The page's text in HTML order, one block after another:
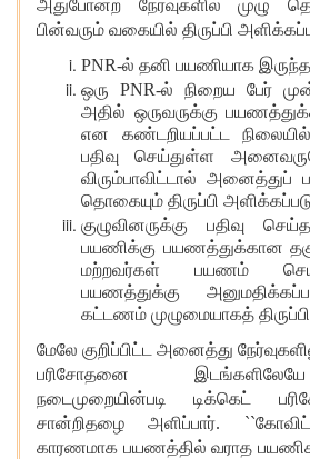
அதுபோன்ற நேர்வுகளில் முழு
பின்வரும் வகையில் திருப்பி
PNR-ல் தனி பயணியாக
ஒரு PNR-ல் நிறைய பேர்
அதில் ஒருவருக்கு
என கண்டறியப்பட்ட
பதிவு செய்துள்ள
விரும்பாவிட்டால் அனைத்துப்
தொகையும் திருப்பி
குழுவினருக்கு பதிவு
பயணிக்கு பயணத்துக்கான
மற்றவர்கள் பயணம்
பயணத்துக்கு
கட்டணம் முழுமையாகத்
மேலே குறிப்பிட்ட அனைத்து
பரிசோதனை
நடைமுறையின்படி டிக்கெட்
சான்றிதழை அளிப்பார்.
காரணமாக பயணத்தில் வராத